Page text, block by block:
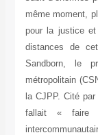
même moment,
pour la justice
distances de
Sandborn, le
métropolitain
la CJPP. Cité
fallait « faire